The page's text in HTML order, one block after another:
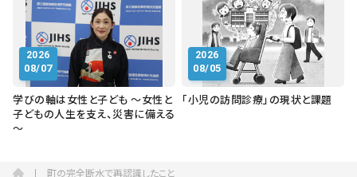
2026
08/07
学びの軸は女性と子ども ～女性と
子どもの人生を支え、災害に備える
～
2026
08/05
「小児の訪問診療」の現状と課題
町の完全断水で再認識したこと